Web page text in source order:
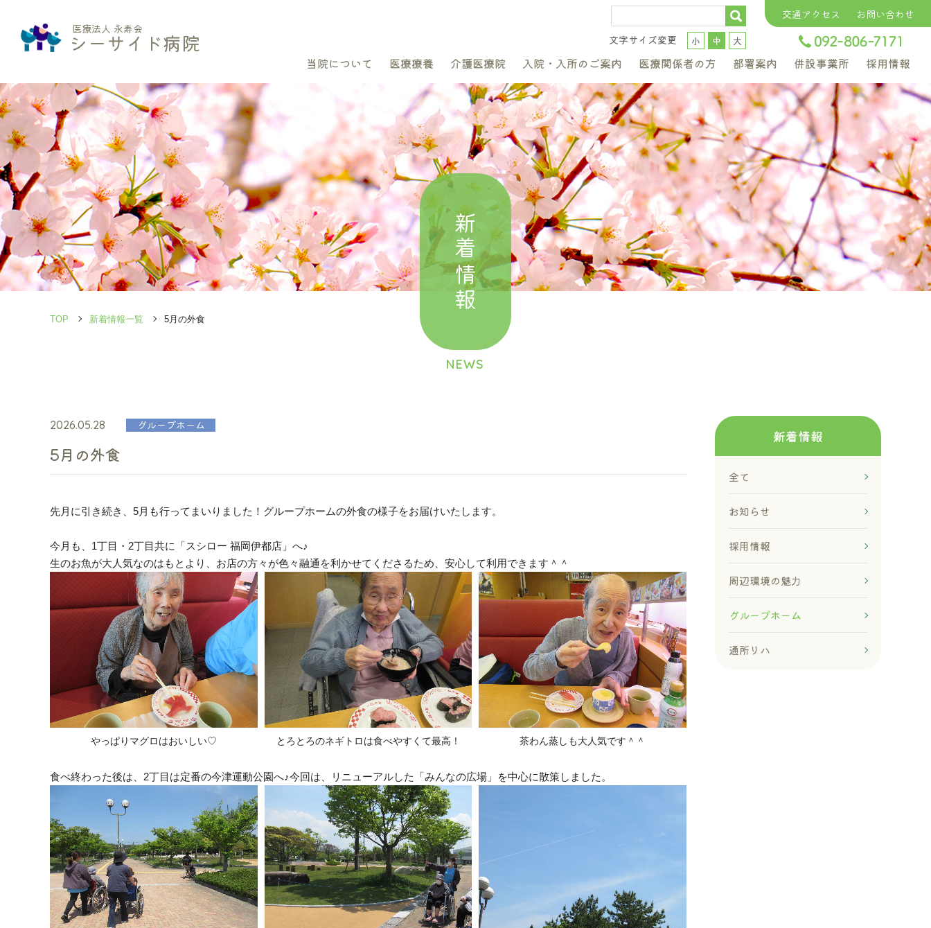
医療法人 永寿会
シーサイド病院 文字サイズ変更 小 中 大
交通アクセス お問い合わせ
当院について 医療療養 介護医療院 入院・入所のご案内 医療関係者の方 部署案内 併設事業所 採用情報
新着情報
NEWS
TOP 新着情報一覧 5月の外食
2026.05.28 グループホーム
5月の外食
先月に引き続き、5月も行ってまいりました！グループホームの外食の様子をお届けいたします。
今月も、1丁目・2丁目共に「スシロー 福岡伊都店」へ♪
生のお魚が大人気なのはもとより、お店の方々が色々融通を利かせてくださるため、安心して利用できます＾＾
やっぱりマグロはおいしい♡ とろとろのネギトロは食べやすくて最高！ 茶わん蒸しも大人気です＾＾
食べ終わった後は、2丁目は定番の今津運動公園へ♪今回は、リニューアルした「みんなの広場」を中心に散策しました。
新着情報
全て
お知らせ
採用情報
周辺環境の魅力
グループホーム
通所リハ